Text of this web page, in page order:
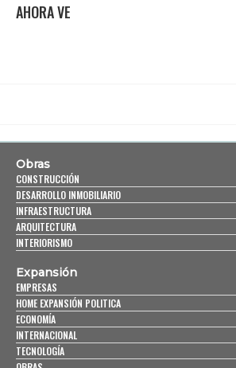
AHORA VE
Obras
CONSTRUCCIÓN
DESARROLLO INMOBILIARIO
INFRAESTRUCTURA
ARQUITECTURA
INTERIORISMO
Expansión
EMPRESAS
HOME EXPANSIÓN POLITICA
ECONOMÍA
INTERNACIONAL
TECNOLOGÍA